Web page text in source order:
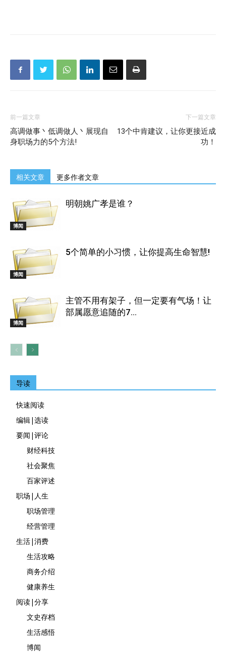
前一篇文章
高调做事丶低调做人丶展现自
身职场力的5个方法!
下一篇文章
13个中肯建议，让你更接近成
功！
相关文章 更多作者文章
博闻
明朝姚广孝是谁？
博闻
5个简单的小习惯，让你提高生命智慧!
博闻
主管不用有架子，但一定要有气场！让
部属愿意追随的7...
导读
快速阅读
编辑|选读
要闻|评论
财经科技
社会聚焦
百家评述
职场|人生
职场管理
经营管理
生活|消费
生活攻略
商务介绍
健康养生
阅读|分享
文史存档
生活感悟
博闻